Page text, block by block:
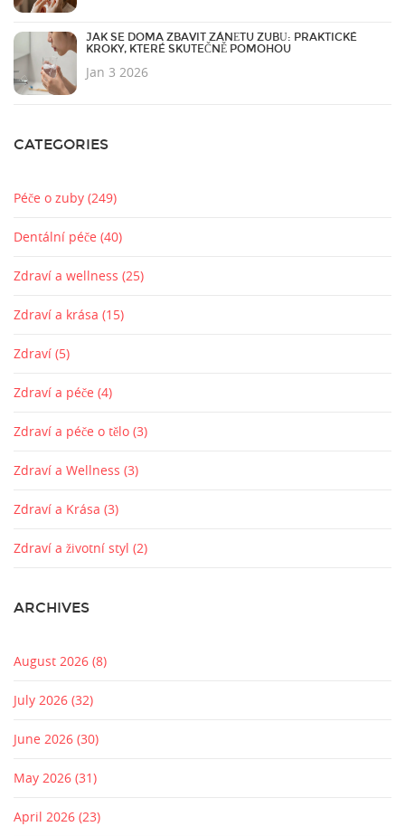
JAK SE DOMA ZBAVIT ZÁNĚTU ZUBŮ: PRAKTICKÉ
KROKY, KTERÉ SKUTEČNĚ POMOHOU
Jan 3 2026
CATEGORIES
Péče o zuby (249)
Dentální péče (40)
Zdraví a wellness (25)
Zdraví a krása (15)
Zdraví (5)
Zdraví a péče (4)
Zdraví a péče o tělo (3)
Zdraví a Wellness (3)
Zdraví a Krása (3)
Zdraví a životní styl (2)
ARCHIVES
August 2026 (8)
July 2026 (32)
June 2026 (30)
May 2026 (31)
April 2026 (23)